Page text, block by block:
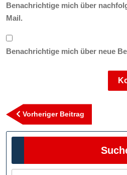
Benachrichtige mich über
Mail.
Benachrichtige mich über neue
Beitragsnavigation
Vorheriger Beitrag
Beitrag